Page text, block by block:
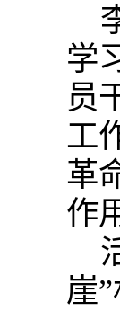
学
员
工
革
作
崖